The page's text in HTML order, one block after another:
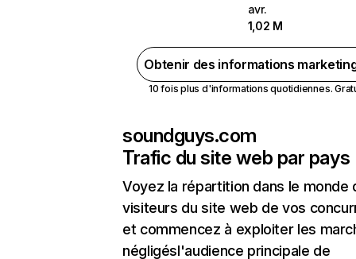
avr.
1,02 M
Obtenir des informations
10 fois plus d'informations quotidiennes.
soundguys.com
Trafic du site web par pays
Voyez la répartition dans le monde
visiteurs du site web de vos
et commencez à exploiter les
négligésl'audience principale de